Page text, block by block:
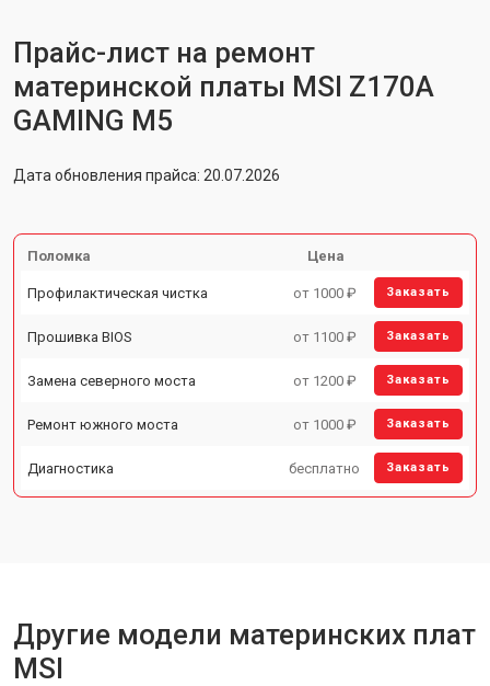
Прайс-лист на ремонт
материнской платы MSI Z170A
GAMING M5
Дата обновления прайса: 20.07.2026
Поломка Цена
Профилактическая чистка от 1000 ₽ Заказать
Прошивка BIOS от 1100 ₽ Заказать
Замена северного моста от 1200 ₽ Заказать
Ремонт южного моста от 1000 ₽ Заказать
Диагностика бесплатно Заказать
Другие модели материнских плат
MSI